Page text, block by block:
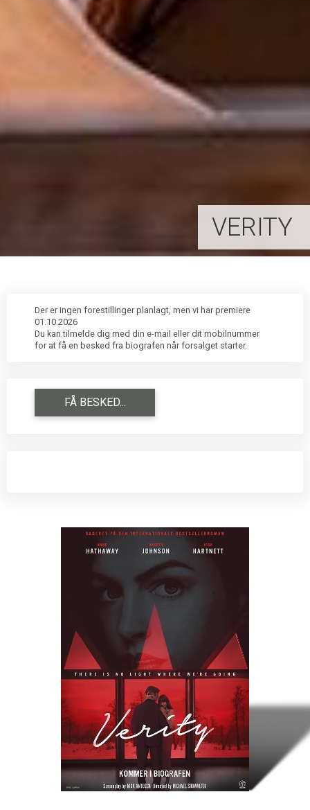
VERITY
Der er ingen forestillinger planlagt, men vi har premiere
01.10.2026
Du kan tilmelde dig med din e-mail eller dit mobilnummer
for at få en besked fra biografen når forsalget starter.
FÅ BESKED...